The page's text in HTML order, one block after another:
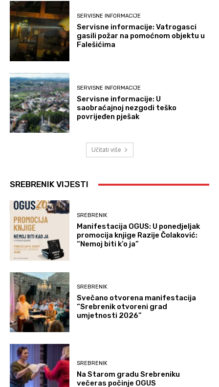
SERVISNE INFORMACIJE
Servisne informacije: Vatrogasci
gasili požar na pomoćnom objektu u
Falešićima
SERVISNE INFORMACIJE
Servisne informacije: U
saobraćajnoj nezgodi teško
povrijeđen pješak
Učitati više
SREBRENIK VIJESTI
SREBRENIK
Manifestacija OGUS: U ponedjeljak
promocija knjige Razije Čolaković:
“Nemoj biti k’o ja”
SREBRENIK
Svečano otvorena manifestacija
“Srebrenik otvoreni grad
umjetnosti 2026”
SREBRENIK
Na Starom gradu Srebreniku
večeras počinje OGUS